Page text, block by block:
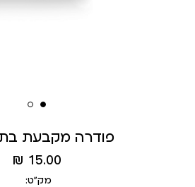
פודרה מקבעת
מחיר
מוצר
15.00 ₪
מק״ט: